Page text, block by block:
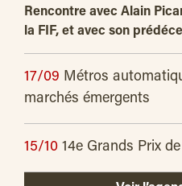
Rencontre avec Alain
la FIF, et avec son
17/09 Métros
marchés émergents
15/10 14e Grands Prix